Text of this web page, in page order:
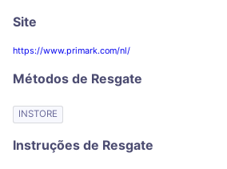
Site
https://www.primark.com/nl/
Métodos de Resgate
INSTORE
Instruções de Resgate